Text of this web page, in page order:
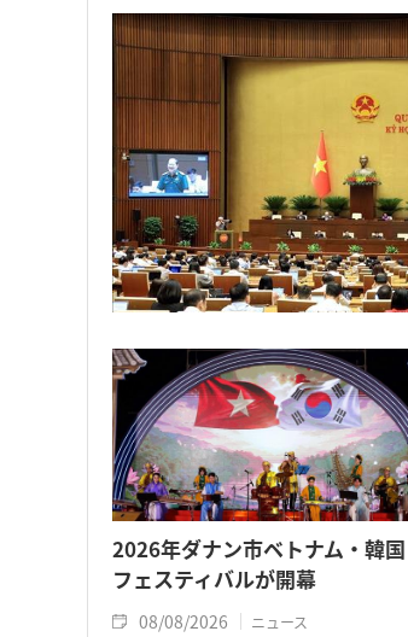
2026年ダナン市ベトナム・韓国
フェスティバルが開幕
08/08/2026 ニュース